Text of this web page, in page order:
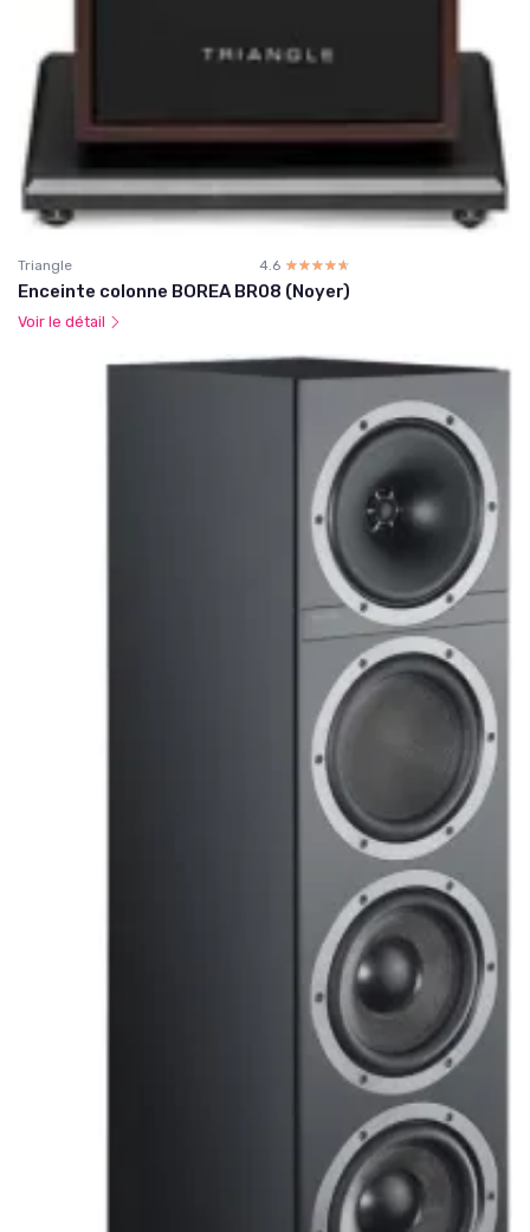
Triangle 4.6 ☆☆☆☆☆
★★★★★
Enceinte colonne BOREA BR08 (Noyer)
Voir le détail